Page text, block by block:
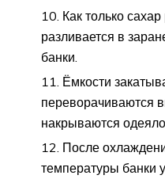
Как только
разливается в
банки.
Ёмкости
переворачиваются
накрываются
После
температуры банки